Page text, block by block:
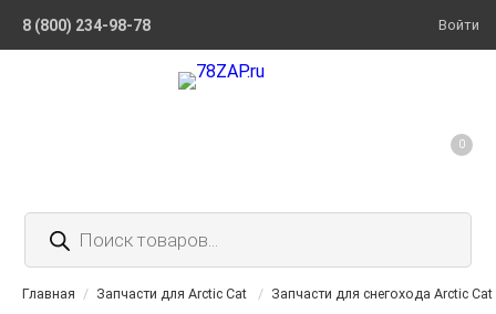
8 (800) 234-98-78 Войти
Поиск
товаров
0
Главная / Запчасти для Arctic Cat / Запчасти для снегохода Arctic Cat